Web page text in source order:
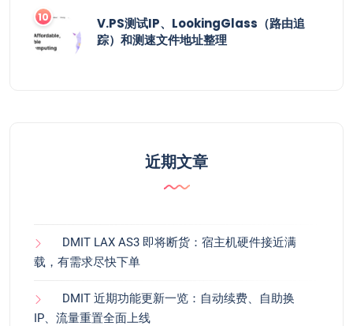
V.PS测试IP、LookingGlass（路由追
踪）和测速文件地址整理
近期文章
DMIT LAX AS3 即将断货：宿主机硬件接近满
载，有需求尽快下单
DMIT 近期功能更新一览：自动续费、自助换
IP、流量重置全面上线